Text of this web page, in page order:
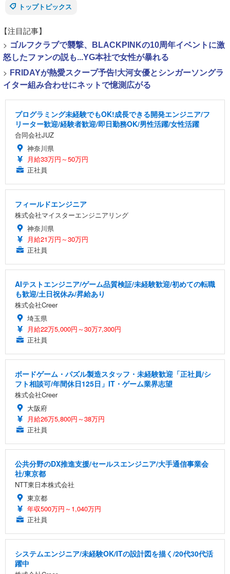
トップトピックス
【注目記事】
> ゴルフクラブで襲撃、BLACKPINKの10周年イベントに激
怒したファンの説も...YG本社で女性が暴れる
> FRIDAYが熱愛スクープ予告!大河女優とシンガーソングラ
イター組み合わせにネットで憶測広がる
プログラミング未経験でもOK!成長できる開発エンジニア/フ
リーター歓迎/経験者歓迎/即日勤務OK/男性活躍/女性活躍
合同会社JUZ
神奈川県
月給33万円～50万円
正社員
フィールドエンジニア
株式会社マイスターエンジニアリング
神奈川県
月給21万円～30万円
正社員
AIテストエンジニア/ゲーム品質検証/未経験歓迎/初めての転職
も歓迎/土日祝休み/昇給あり
株式会社Creer
埼玉県
月給22万5,000円～30万7,300円
正社員
ボードゲーム・パズル製造スタッフ・未経験歓迎「正社員/シ
フト相談可/年間休日125日」IT・ゲーム業界志望
株式会社Creer
大阪府
月給26万5,800円～38万円
正社員
公共分野のDX推進支援/セールスエンジニア/大手通信事業会
社/東京都
NTT東日本株式会社
東京都
年収500万円～1,040万円
正社員
システムエンジニア/未経験OK/ITの設計図を描く/20代30代活
躍中